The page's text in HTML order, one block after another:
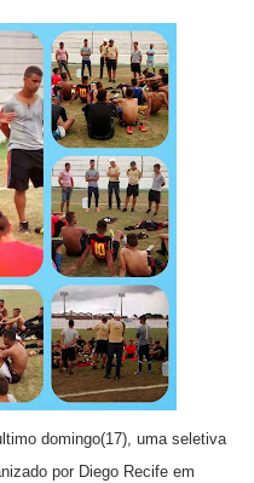
domingo(17), uma seletiva
por Diego Recife em